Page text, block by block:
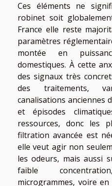
Ces éléments ne
robinet soit
France elle reste
paramètres
montée en
domestiques. À cette
des signaux très
des traitements,
canalisations anciennes
et épisodes
ressources, donc les
filtration avancée est
elle veut agir non
les odeurs, mais aussi
faible
microgrammes, voire